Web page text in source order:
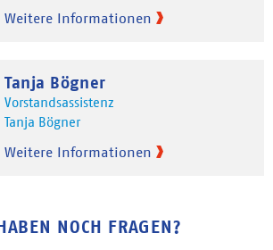
Weitere Informationen
Tanja Bögner
Vorstandsassistenz
Tanja Bögner
Weitere Informationen
NOCH FRAGEN?